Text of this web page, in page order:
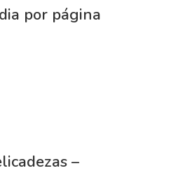
por página
–